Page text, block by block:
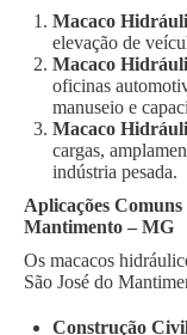
Macaco
elevação de
Macaco
oficinas
manuseio e
Macaco
cargas,
indústria pesada.
Aplicações
Mantimento – MG
Os macacos
São José do
Construção